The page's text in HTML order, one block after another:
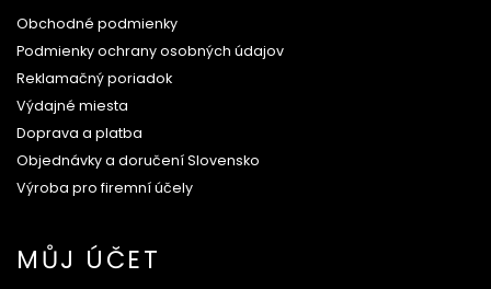
Obchodné podmienky
Podmienky ochrany osobných údajov
Reklamačný poriadok
Výdajné miesta
Doprava a platba
Objednávky a doručení Slovensko
Výroba pro firemní účely
MŮJ ÚČET